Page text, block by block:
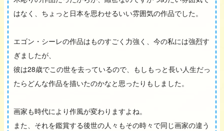
はなく、ちょっと日本を思わせるいい雰囲気の作品でした。
エゴン・シーレの作品はものすごく力強く、今の私には強烈す
ぎましたが、
彼は28歳でこの世を去っているので、もしもっと長い人生だっ
たらどんな作品を描いたのかなと思ったりもしました。
画家も時代により作風が変わりますよね。
また、それを鑑賞する後世の人々もその時々で同じ画家の違う